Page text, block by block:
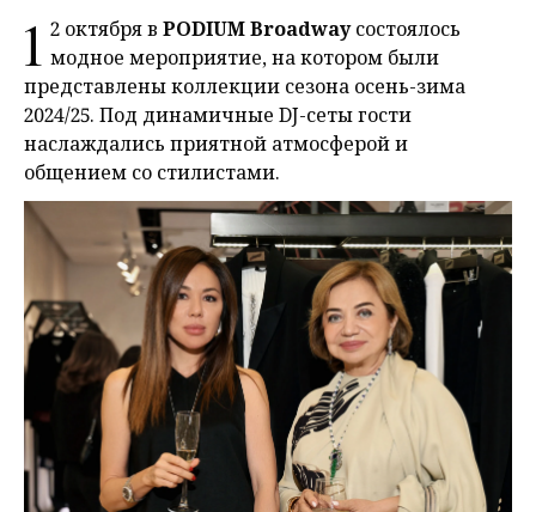
1 2 октября в PODIUM Broadwayсостоялось
модное мероприятие, на котором были
представлены коллекции сезона осень-зима
2024/25. Под динамичные DJ-сеты гости
наслаждались приятной атмосферой и
общением со стилистами.